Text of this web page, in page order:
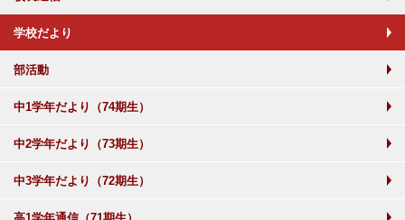
学校だより
部活動
中1学年だより（74期生）
中2学年だより（73期生）
中3学年だより（72期生）